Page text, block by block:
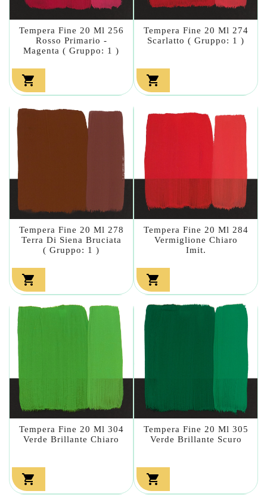
Tempera Fine 20 Ml 256
Rosso Primario -
Magenta ( Gruppo: 1 )

Tempera Fine 20 Ml 274
Scarlatto ( Gruppo: 1 )

Tempera Fine 20 Ml 278
Terra Di Siena Bruciata
( Gruppo: 1 )

Tempera Fine 20 Ml 284
Vermiglione Chiaro
Imit.

Tempera Fine 20 Ml 304
Verde Brillante Chiaro

Tempera Fine 20 Ml 305
Verde Brillante Scuro
